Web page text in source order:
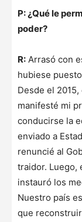
P: ¿Qué le
poder?
R: Arrasó con
hubiese
Desde el
manifesté mi
conducirse la
enviado a
renuncié al
traidor. Luego,
instauró los
Nuestro país
que